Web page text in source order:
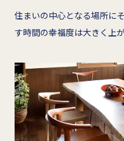
住まいの中心となる場所に
す時間の幸福度は大きく上が